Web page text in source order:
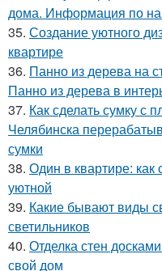
дома. Информация по
35. Создание уютного
квартире
36. Панно из дерева на
Панно из дерева в
37. Как сделать сумку с
Челябинска
сумки
38. Один в квартире: как
уютной
39. Какие бывают виды
светильников
40. Отделка стен
свой дом